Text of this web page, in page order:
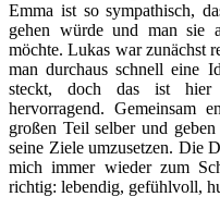
Emma ist so sympathisch,
gehen würde und man sie
möchte. Lukas war zunächst
man durchaus schnell eine
steckt, doch das ist
hervorragend. Gemeinsam
großen Teil selber und
seine Ziele umzusetzen. Die
mich immer wieder zum
richtig: lebendig, gefühlvoll,